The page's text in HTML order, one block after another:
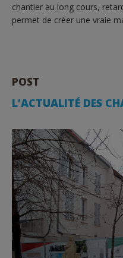
chantier au long cours,
permet de créer une vraie
POST
L’ACTUALITÉ DES